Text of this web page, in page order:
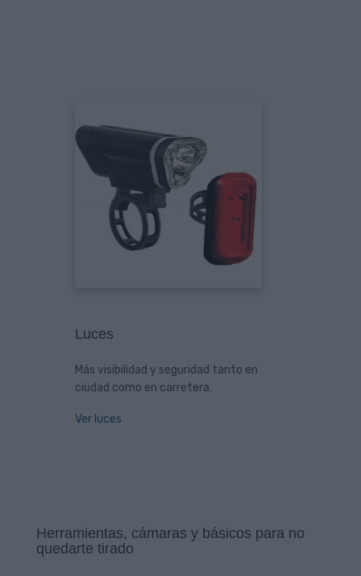
Luces
Más visibilidad y seguridad tanto en
ciudad como en carretera.
Ver luces
Herramientas, cámaras y básicos para no
quedarte tirado